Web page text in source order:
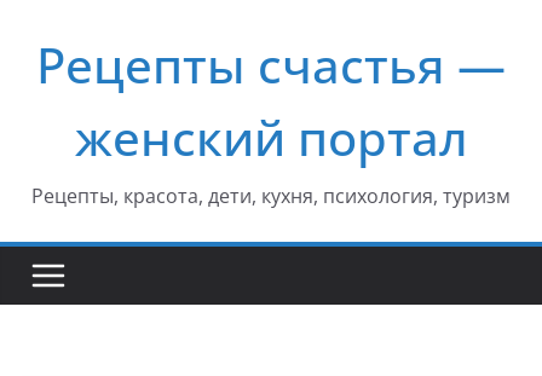
содержимому
Рецепты счастья —
женский портал
Рецепты, красота, дети, кухня, психология, туризм